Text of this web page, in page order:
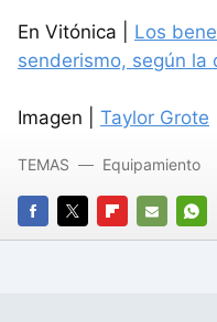
En Vitónica | Los
senderismo, según la
Imagen | Taylor Grote
FACEBOOK
TWITTERFLIPBOARD
E-
TEMAS Equipamiento